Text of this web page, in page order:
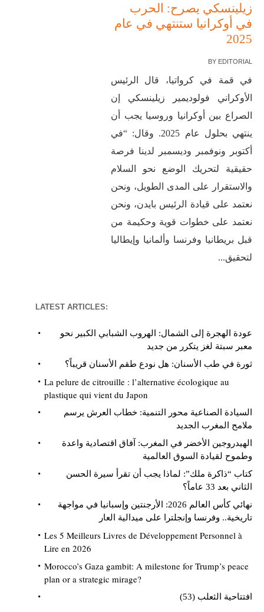
زيلينسكي يصرح: الحرب
في أوكرانيا ستنتهي في عام
2025
BY EDITORIAL
في قمة في كرواتيا، قال الرئيس
الأوكراني فولوديمير زيلينسكي إن
الصراع بين أوكرانيا وروسيا يجب أن
ينتهي بحلول عام 2025. وقال: “في
أكتوبر ونوفمبر وديسمبر لدينا فرصة
حقيقية لتحريك الوضع نحو السلام
والاستقرار على المدى الطويل، ونحن
نعتمد على قيادة الرئيس بايدن، ونحن
نعتمد على خطوات قوية وحكيمة من
قبل بريطانيا وفرنسا وألمانيا وإيطاليا
لتحقيق...
LATEST ARTICLES:
عودة الهجرة إلى الشمال: الهروب الشبابي الكبير نحو
معبر سبتة لغز يتكرر من جديد
ثورة في طب الأسنان: هل نودع طقم الأسنان قريباً؟
La pelure de citrouille : l’alternative écologique au
plastique qui vient du Japon
السيادة الصناعية محور التنمية: خطاب العرش يرسم
ملامح المغرب الجديد
الهيدروجين الأخضر في المغرب: آفاق اقتصادية واعدة
وطموح لقيادة السوق العالمية
كتاب “ذاكرة ملك”: لماذا يجب أن تقرأ سيرة الحسن
الثاني بعد 33 عاماً؟
نهائي كأس العالم 2026: الأرجنتين وإسبانيا في مواجهة
تاريخية.. وفرنسا وإنجلترا على ميدالية العار
Les 5 Meilleurs Livres de Développement Personnel à
Lire en 2026
Morocco’s Gaza gambit: A milestone for Trump’s peace
plan or a strategic mirage?
افتتاحية الثعلب (53)